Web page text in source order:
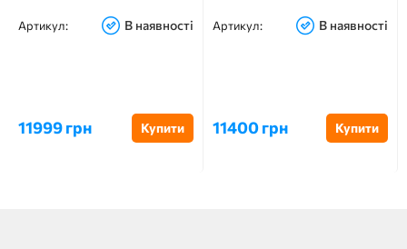
Артикул: В наявності
11999 грн Купити
Артикул: В наявності
11400 грн Купити